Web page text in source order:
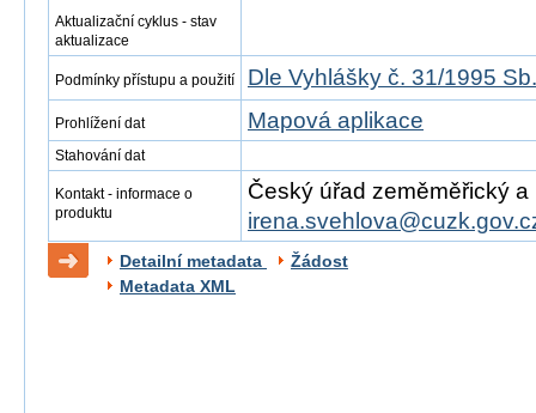
Aktualizační cyklus - stav
aktualizace
Podmínky přístupu a použití Dle Vyhlášky č. 31/1995 Sb.
Prohlížení dat Mapová aplikace
Stahování dat
Kontakt - informace o
produktu
Český úřad zeměměřický
Detailní metadata
Žádost
Metadata XML